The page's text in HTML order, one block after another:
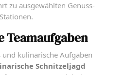
zu ausgewählten Genuss-
Stationen.
Teamaufgaben
und kulinarische Aufgaben
Schnitzeljagd